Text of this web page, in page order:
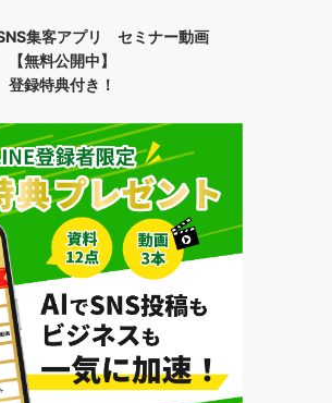
集客アプリ セミナー動画
【無料公開中】
登録特典付き！